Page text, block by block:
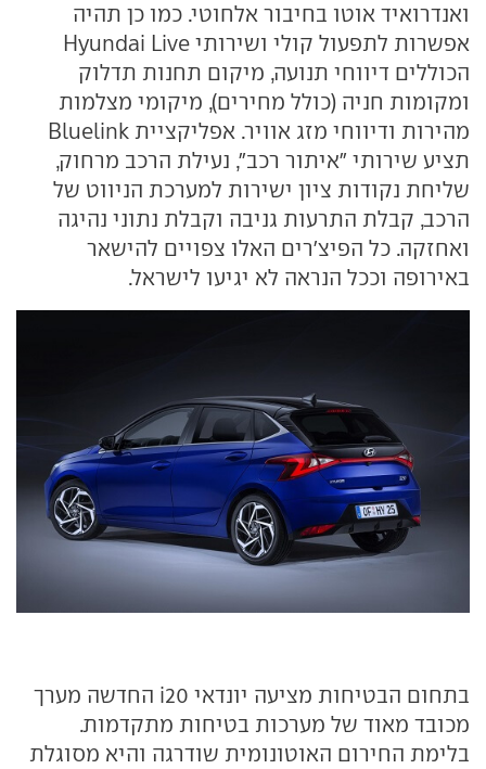
ואנדרואיד אוטו בחיבור אלחוטי. כמו כן תהיה
אפשרות לתפעול קולי ושירותי Hyundai Live
הכוללים דיווחי תנועה, מיקום תחנות תדלוק
ומקומות חניה (כולל מחירים), מיקומי מצלמות
מהירות ודיווחי מזג אוויר. אפליקציית Bluelink
תציע שירותי "איתור רכב", נעילת הרכב מרחוק,
שליחת נקודות ציון ישירות למערכת הניווט של
הרכב, קבלת התרעות גניבה וקבלת נתוני נהיגה
ואחזקה. כל הפיצ'רים האלו צפויים להישאר
באירופה וככל הנראה לא יגיעו לישראל.
בתחום הבטיחות מציעה יונדאי i20 החדשה מערך
מכובד מאוד של מערכות בטיחות מתקדמות.
בלימת החירום האוטונומית שודרגה והיא מסוגלת